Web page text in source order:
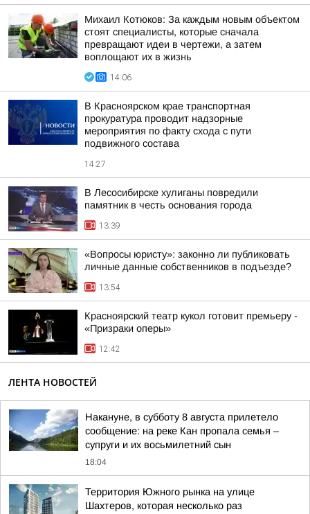
Михаил Котюков: За каждым новым объектом
стоят специалисты, которые сначала
превращают идеи в чертежи, а затем
воплощают их в жизнь
14:06
В Красноярском крае транспортная
прокуратура проводит надзорные
мероприятия по факту схода с пути
подвижного состава
14:27
В Лесосибирске хулиганы повредили
памятник в честь основания города
13:39
«Вопросы юристу»: законно ли публиковать
личные данные собственников в подъезде?
13:54
Красноярский театр кукол готовит премьеру -
«Призраки оперы»
12:42
ЛЕНТА НОВОСТЕЙ
Накануне, в субботу 8 августа прилетело
сообщение: на реке Кан пропала семья –
супруги и их восьмилетний сын
18:04
Территория Южного рынка на улице
Шахтеров, которая несколько раз